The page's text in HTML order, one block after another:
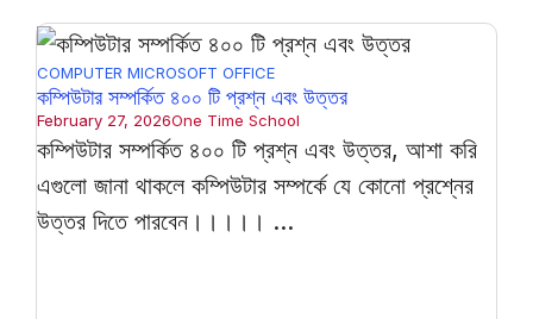
COMPUTER MICROSOFT OFFICE
কম্পিউটার সম্পর্কিত ৪০০ টি প্রশ্ন এবং উত্তর
February 27, 2026One Time School
কম্পিউটার সম্পর্কিত ৪০০ টি প্রশ্ন এবং উত্তর, আশা করি
এগুলো জানা থাকলে কম্পিউটার সম্পর্কে যে কোনো প্রশ্নের
উত্তর দিতে পারবেন।।।।। ...